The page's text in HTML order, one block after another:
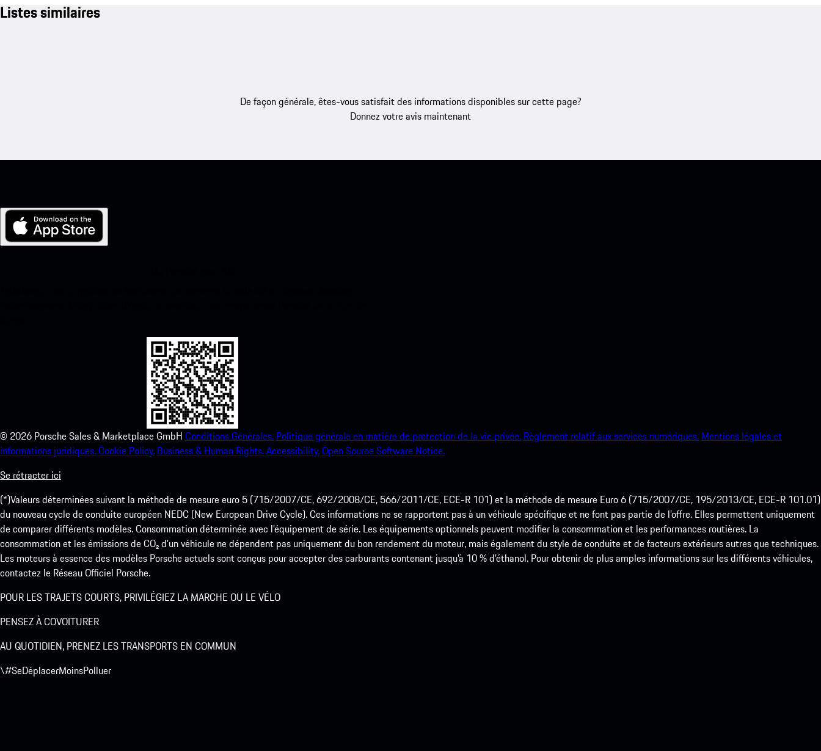
Listes similaires
De façon générale, êtes-vous satisfait des informations disponibles sur cette page?
Donnez votre avis maintenant
© 2026 Porsche Sales & Marketplace GmbH Conditions Générales. Politique générale en matière de protection de la vie privée. Règlement relatif aux services numériques. Mentions légales et
informations juridiques.Cookie Policy. Business & Human Rights.Accessibility.Open Source Software Notice.
Se rétracter ici
(*)Valeurs déterminées suivant la méthode de mesure euro 5 (715/2007/CE, 692/2008/CE, 566/2011/CE, ECE-R 101) et la méthode de mesure Euro 6 (715/2007/CE, 195/2013/CE, ECE-R 101.01)
du nouveau cycle de conduite européen NEDC (New European Drive Cycle). Ces informations ne se rapportent pas à un véhicule spécifique et ne font pas partie de l’offre. Elles permettent uniquement
de comparer différents modèles. Consommation déterminée avec l’équipement de série. Les équipements optionnels peuvent modifier la consommation et les performances routières. La
consommation et les émissions de CO₂ d’un véhicule ne dépendent pas uniquement du bon rendement du moteur, mais également du style de conduite et de facteurs extérieurs autres que techniques.
Les moteurs à essence des modèles Porsche actuels sont conçus pour accepter des carburants contenant jusqu’à 10 % d’éthanol. Pour obtenir de plus amples informations sur les différents véhicules,
contactez le Réseau Officiel Porsche.
POUR LES TRAJETS COURTS, PRIVILÉGIEZ LA MARCHE OU LE VÉLO
PENSEZ À COVOITURER
AU QUOTIDIEN, PRENEZ LES TRANSPORTS EN COMMUN
\#SeDéplacerMoinsPolluer